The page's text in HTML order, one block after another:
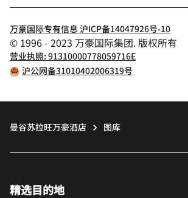
万豪国际专有信息 沪ICP备14047926号-10
© 1996 - 2023 万豪国际集团. 版权所有
营业执照: 91310000778059716E
沪公网备31010402006319号
曼谷苏拉旺万豪酒店 图库
精选目的地